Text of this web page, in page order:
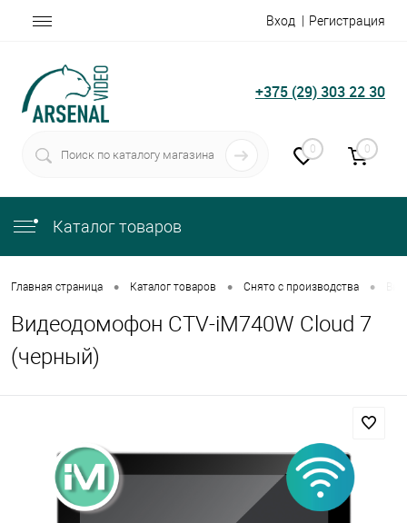
Вход Регистрация
+375 (29) 303 22 30
0 0
Каталог товаров
Главная страница • Каталог товаров • Снято с производства •
Видеодомофон CTV-iM740W Cloud 7
(черный)